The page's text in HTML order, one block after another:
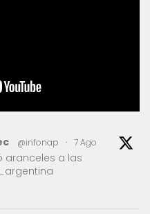
@infonap · 7 Ago
aranceles a las